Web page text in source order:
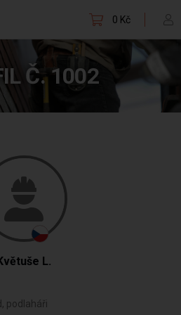
0 Kč
Č. 1002
L.
podlaháři